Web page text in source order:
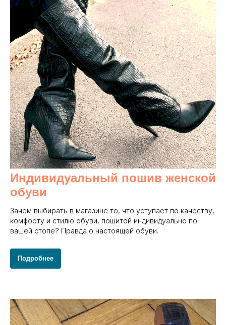
Индивидуальный пошив женской
обуви
Зачем выбирать в магазине то, что уступает по качеству,
комфорту и стилю обуви, пошитой индивидуально по
вашей стопе? Правда о настоящей обуви.
Подробнее